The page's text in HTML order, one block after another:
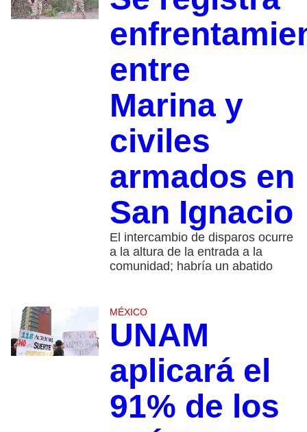
entre
Marina y
civiles
armados en
San Ignacio
El intercambio de disparos ocurre
a la altura de la entrada a la
comunidad; habría un abatido
MÉXICO
UNAM
aplicará el
91% de los